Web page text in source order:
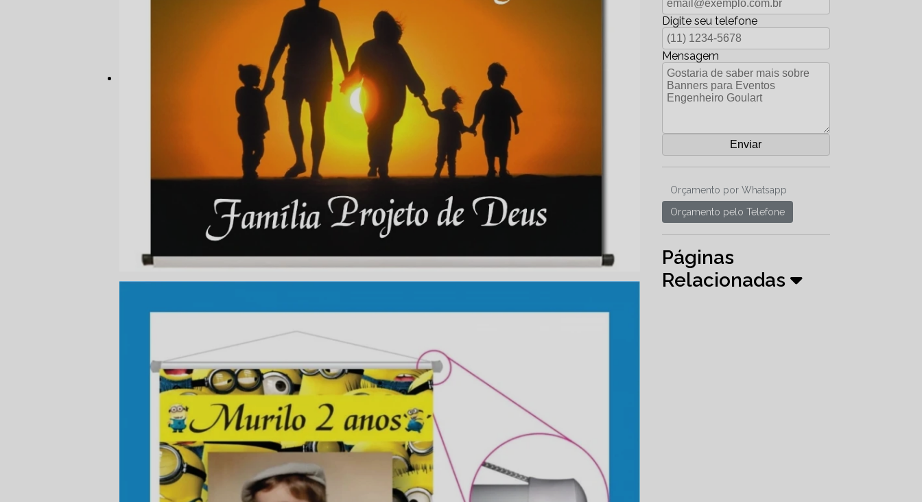
Digite seu telefone
Mensagem
Orçamento por Whatsapp
Orçamento pelo Telefone
Páginas
Relacionadas